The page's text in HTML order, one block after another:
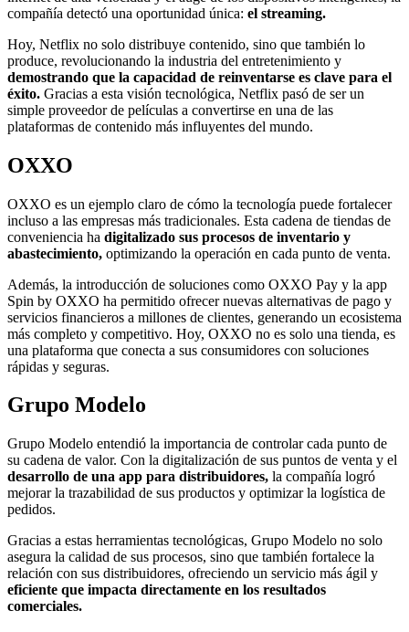
compañía detectó una oportunidad única: el streaming.
Hoy, Netflix no solo distribuye contenido, sino que también lo
produce, revolucionando la industria del entretenimiento y
demostrando que la capacidad de reinventarse es clave para el
éxito. Gracias a esta visión tecnológica, Netflix pasó de ser un
simple proveedor de películas a convertirse en una de las
plataformas de contenido más influyentes del mundo.
OXXO
OXXO es un ejemplo claro de cómo la tecnología puede fortalecer
incluso a las empresas más tradicionales. Esta cadena de tiendas de
conveniencia ha digitalizado sus procesos de inventario y
abastecimiento, optimizando la operación en cada punto de venta.
Además, la introducción de soluciones como OXXO Pay y la app
Spin by OXXO ha permitido ofrecer nuevas alternativas de pago y
servicios financieros a millones de clientes, generando un ecosistema
más completo y competitivo. Hoy, OXXO no es solo una tienda, es
una plataforma que conecta a sus consumidores con soluciones
rápidas y seguras.
Grupo Modelo
Grupo Modelo entendió la importancia de controlar cada punto de
su cadena de valor. Con la digitalización de sus puntos de venta y el
desarrollo de una app para distribuidores, la compañía logró
mejorar la trazabilidad de sus productos y optimizar la logística de
pedidos.
Gracias a estas herramientas tecnológicas, Grupo Modelo no solo
asegura la calidad de sus procesos, sino que también fortalece la
relación con sus distribuidores, ofreciendo un servicio más ágil y
eficiente que impacta directamente en los resultados
comerciales.